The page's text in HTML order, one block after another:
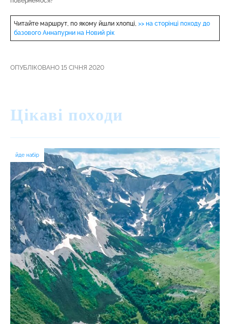
Читайте маршрут, по якому йшли хлопці, >> на сторінці походу до
базового Аннапурни на Новий рік
ОПУБЛІКОВАНО 15 СІЧНЯ 2020
Цікаві походи
йде набір